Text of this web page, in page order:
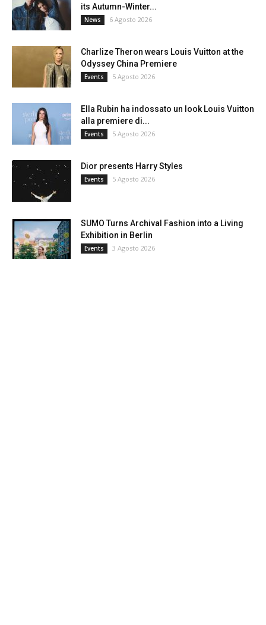
its Autumn-Winter...
News 6 Agosto 2026
Charlize Theron wears Louis Vuitton at the
Odyssey China Premiere
Events 5 Agosto 2026
Ella Rubin ha indossato un look Louis Vuitton
alla premiere di...
Events 5 Agosto 2026
Dior presents Harry Styles
Events 5 Agosto 2026
SUMO Turns Archival Fashion into a Living
Exhibition in Berlin
Events 3 Agosto 2026